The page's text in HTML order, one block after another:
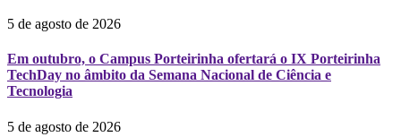
5 de agosto de 2026
Em outubro, o Campus Porteirinha ofertará o IX Porteirinha
TechDay no âmbito da Semana Nacional de Ciência e
Tecnologia
5 de agosto de 2026